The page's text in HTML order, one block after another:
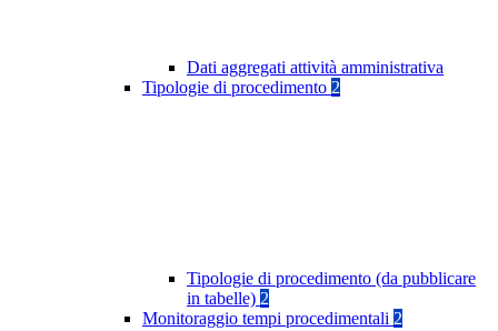
Dati aggregati attività amministrativa
Tipologie di procedimento 2
Tipologie di procedimento (da pubblicare
in tabelle) 2
Monitoraggio tempi procedimentali 2